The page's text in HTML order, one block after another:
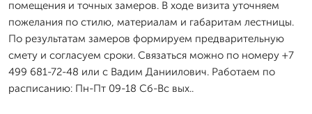
помещения и точных замеров. В ходе визита уточняем
пожелания по стилю, материалам и габаритам лестницы.
По результатам замеров формируем предварительную
смету и согласуем сроки. Связаться можно по номеру +7
499 681-72-48 или с Вадим Даниилович. Работаем по
расписанию: Пн-Пт 09-18 Сб-Вс вых..